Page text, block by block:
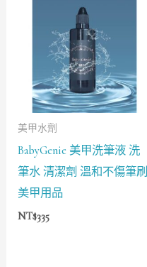
美甲水劑
BabyGenie 美甲洗筆液 洗
筆水 清潔劑 溫和不傷筆刷
美甲用品
NT$335